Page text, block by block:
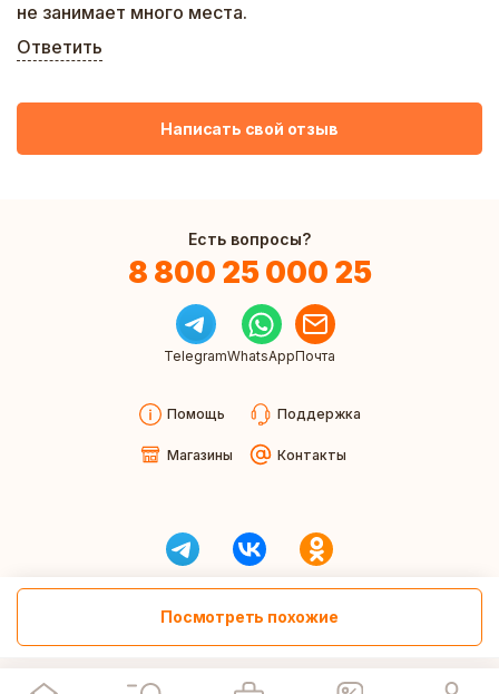
Посмотреть похожие
не занимает много места.
Ответить
Написать свой отзыв
Есть вопросы?
8 800 25 000 25
TelegramWhatsAppПочта
Помощь Поддержка
Магазины Контакты